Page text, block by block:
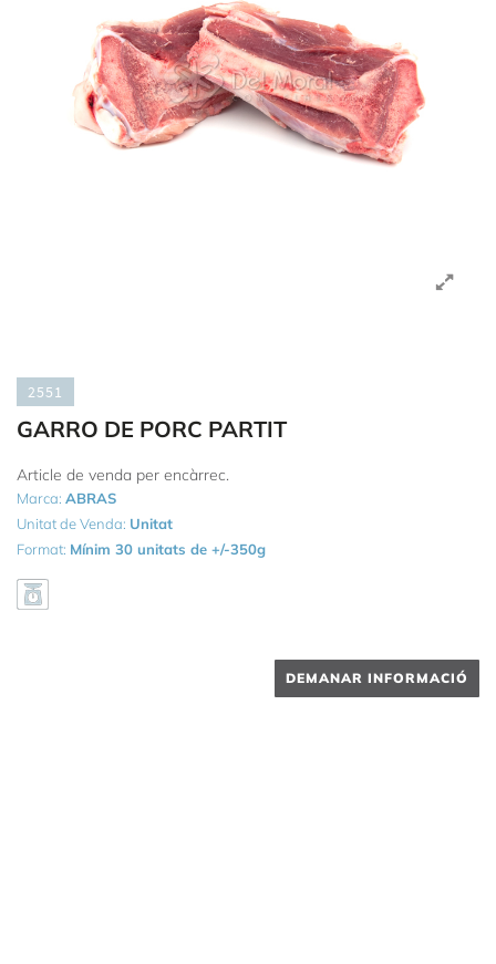
2551
GARRO DE PORC PARTIT
Article de venda per encàrrec.
Marca: ABRAS
Unitat de Venda: Unitat
Format: Mínim 30 unitats de +/-350g
DEMANAR INFORMACIÓ